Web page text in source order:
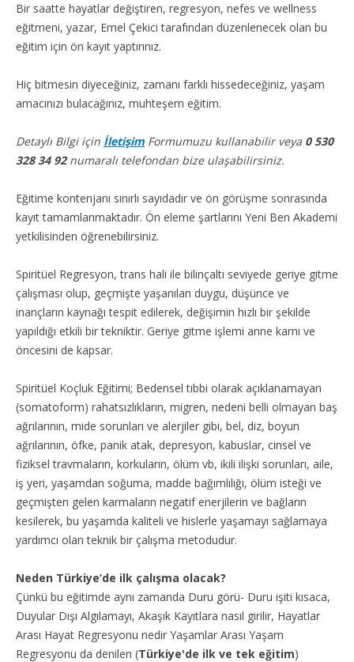
Bir saatte hayatlar değiştiren, regresyon, nefes ve wellness
eğitmeni, yazar, Emel Çekici tarafından düzenlenecek olan bu
eğitim için ön kayıt yaptırınız.
Hiç bitmesin diyeceğiniz, zamanı farklı hissedeceğiniz, yaşam
amacınızı bulacağınız, muhteşem eğitim.
Detaylı Bilgi için İletişim Formumuzu kullanabilir veya 0 530
328 34 92numaralı telefondan bize ulaşabilirsiniz.
Eğitime kontenjanı sınırlı sayıdadır ve ön görüşme sonrasında
kayıt tamamlanmaktadır. Ön eleme şartlarını Yeni Ben Akademi
yetkilisinden öğrenebilirsiniz.
Spiritüel Regresyon, trans hali ile bilinçaltı seviyede geriye gitme
çalışması olup, geçmişte yaşanılan duygu, düşünce ve
inançların kaynağı tespit edilerek, değişimin hızlı bir şekilde
yapıldığı etkili bir tekniktir. Geriye gitme işlemi anne karnı ve
öncesini de kapsar.
Spiritüel Koçluk Eğitimi; Bedensel tıbbi olarak açıklanamayan
(somatoform) rahatsızlıkların, migren, nedeni belli olmayan baş
ağrılarının, mide sorunları ve alerjiler gibi, bel, diz, boyun
ağrılarının, öfke, panik atak, depresyon, kabuslar, cinsel ve
fiziksel travmaların, korkuların, ölüm vb, ikili ilişki sorunları, aile,
iş yeri, yaşamdan soğuma, madde bağımlılığı, ölüm isteği ve
geçmişten gelen karmaların negatif enerjilerin ve bağların
kesilerek, bu yaşamda kaliteli ve hislerle yaşamayı sağlamaya
yardımcı olan teknik bir çalışma metodudur.
Neden Türkiye’de ilk çalışma olacak?
Çünkü bu eğitimde aynı zamanda Duru görü- Duru işiti kısaca,
Duyular Dışı Algılamayı, Akaşık Kayıtlara nasıl girilir, Hayatlar
Arası Hayat Regresyonu nedir Yaşamlar Arası Yaşam
Regresyonu da denilen (Türkiye'de ilk ve tek eğitim)